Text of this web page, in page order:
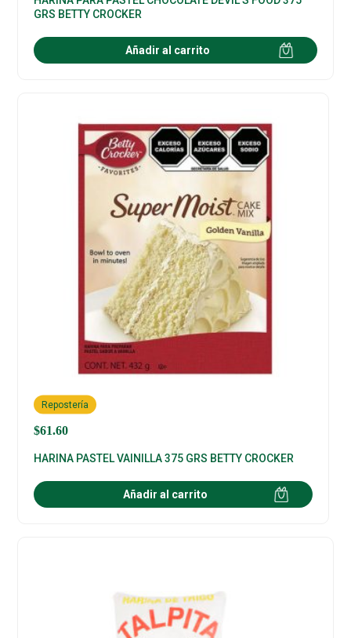
GRS BETTY CROCKER
Añadir al carrito
$61.60
Repostería
HARINA PASTEL VAINILLA 375 GRS BETTY CROCKER
Añadir al carrito